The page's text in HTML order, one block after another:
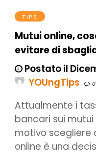
TIPS
Mutui online,
evitare di
Postato il
YOUngTips
0
Attualmente i
bancari sui mutui
motivo scegliere
online è una